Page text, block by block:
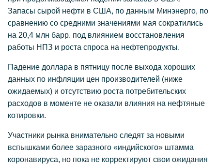
Запасы сырой нефти в США, по данным Минэнерго, по
сравнению со средними значениями мая сократились
на 20,4 млн барр. под влиянием восстановления
работы НПЗ и роста спроса на нефтепродукты.
Падение доллара в пятницу после выхода хороших
данных по инфляции цен производителей (ниже
ожидаемых) и отсутствию роста потребительских
расходов в моменте не оказали влияния на нефтяные
котировки.
Участники рынка внимательно следят за новыми
вспышками более заразного «индийского» штамма
коронавируса, но пока не корректируют свои ожидания